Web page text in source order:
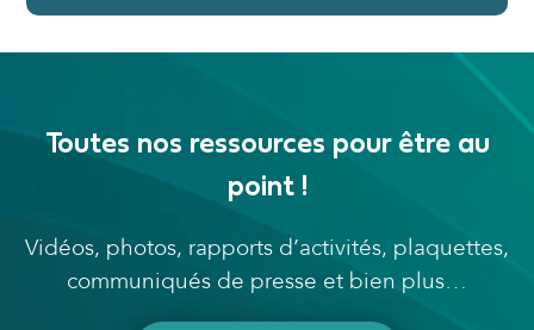
Toutes nos ressources pour être au
point !
Vidéos, photos, rapports d’activités, plaquettes,
communiqués de presse et bien plus…